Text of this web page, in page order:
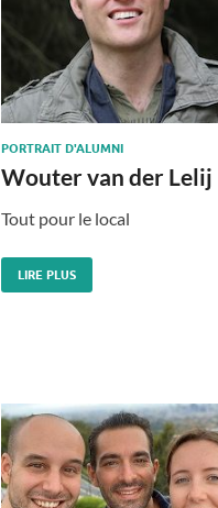
PORTRAIT D'ALUMNI
Wouter van der Lelij
Tout pour le local
LIRE PLUS